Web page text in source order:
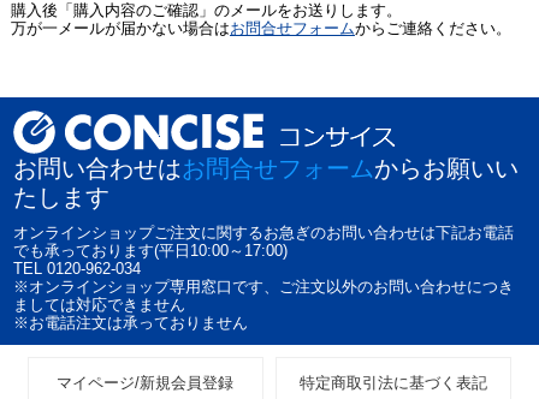
購入後「購入内容のご確認」のメールをお送りします。
万が一メールが届かない場合はお問合せフォームからご連絡ください。
お問い合わせはお問合せフォームからお願いい
たします
オンラインショップご注文に関するお急ぎのお問い合わせは下記お電話
でも承っております(平日10:00～17:00)
TEL 0120-962-034
※オンラインショップ専用窓口です、ご注文以外のお問い合わせにつき
ましては対応できません
※お電話注文は承っておりません
マイページ/新規会員登録 特定商取引法に基づく表記